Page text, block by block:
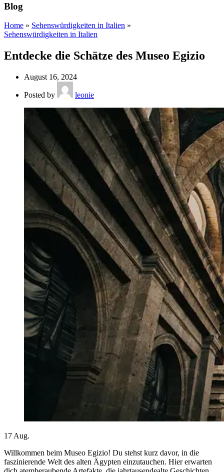
Blog
Home » Sehenswürdigkeiten in Italien »
Sehenswürdigkeiten in Italien
Entdecke die Schätze des Museo Egizio
August 16, 2024
Posted by leonie
17 Aug.
Willkommen beim Museo Egizio! Du stehst kurz davor, in die
faszinierende Welt des alten Ägypten einzutauchen. Hier erwarten